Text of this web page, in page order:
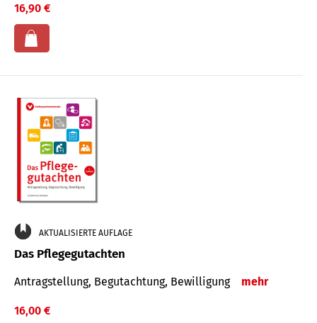
16,90 €
AKTUALISIERTE AUFLAGE
Das Pflegegutachten
Antragstellung, Begutachtung, Bewilligung mehr
16,00 €